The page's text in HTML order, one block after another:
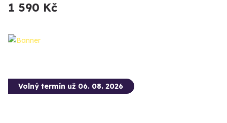
1 590 Kč
Volný termín už 06. 08. 2026